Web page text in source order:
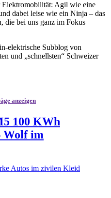
Elektromobilität: Agil wie eine
dabei leise wie ein Ninja – das
die bei uns ganz im Fokus
elektrische Subblog von
und „schnellsten“ Schweizer
anzeigen
100 KWh
Wolf im
Autos im zivilen Kleid